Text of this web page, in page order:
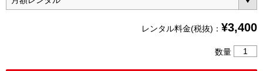
レンタル料金(税抜)： ¥3,400
数量